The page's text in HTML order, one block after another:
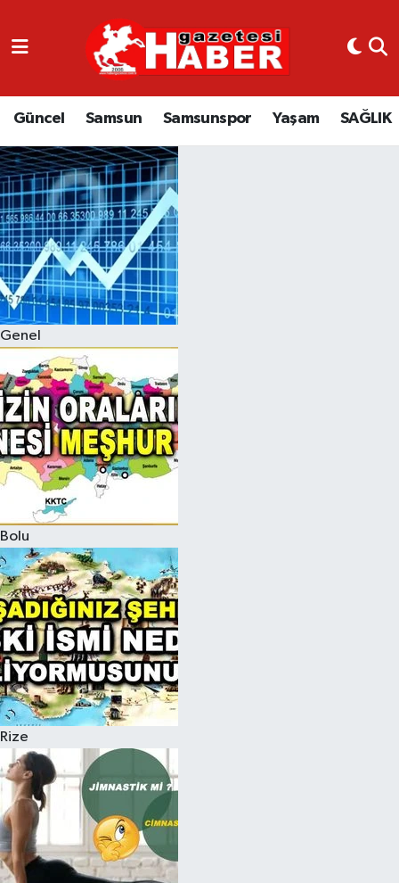
Güncel Samsun Samsunspor Yaşam SAĞLIK
Genel
Bolu
Rize
GÜNCEL
SAMSUN
SAMSUNSPOR
EKONOMİ
YAŞAM